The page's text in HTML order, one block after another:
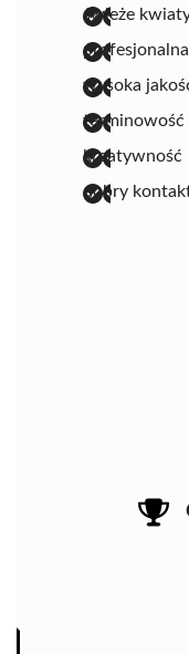
świeże
profesjonalna
wysoka
terminowość
kreatywność
dobry